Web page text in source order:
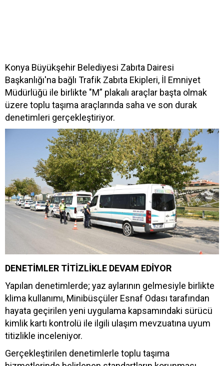
Konya Büyükşehir Belediyesi Zabıta Dairesi
Başkanlığı'na bağlı Trafik Zabıta Ekipleri, İl Emniyet
Müdürlüğü ile birlikte "M” plakalı araçlar başta olmak
üzere toplu taşıma araçlarında saha ve son durak
denetimleri gerçekleştiriyor.
DENETİMLER TİTİZLİKLE DEVAM EDİYOR
Yapılan denetimlerde; yaz aylarının gelmesiyle birlikte
klima kullanımı, Minibüsçüler Esnaf Odası tarafından
hayata geçirilen yeni uygulama kapsamındaki sürücü
kimlik kartı kontrolü ile ilgili ulaşım mevzuatına uyum
titizlikle inceleniyor.
Gerçekleştirilen denetimlerle toplu taşıma